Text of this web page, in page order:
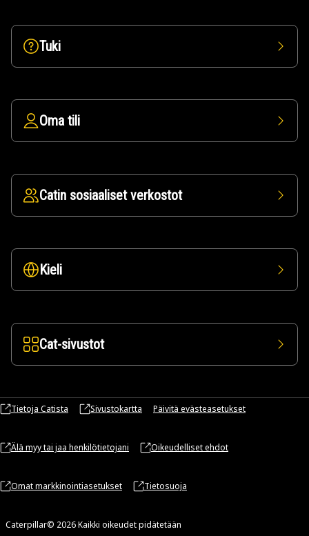
Tuki
Oma tili
Catin sosiaaliset verkostot
Kieli
Cat-sivustot
Tietoja Catista Sivustokartta Päivitä evästeasetukset
Älä myy tai jaa henkilötietojani Oikeudelliset ehdot
Omat markkinointiasetukset Tietosuoja
Caterpillar© 2026 Kaikki oikeudet pidätetään